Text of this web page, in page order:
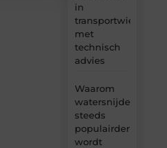
in
transportwielen
met
technisch
advies
Waarom
watersnijden
steeds
populairder
wordt